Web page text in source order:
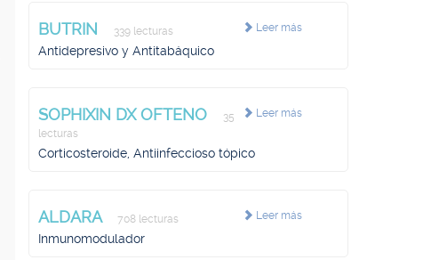
Leer más
BUTRIN 339 lecturas
Antidepresivo y Antitabáquico
Leer más
SOPHIXIN DX OFTENO
35
lecturas
Corticosteroide, Antiinfeccioso tópico
Leer más
ALDARA 708 lecturas
Inmunomodulador